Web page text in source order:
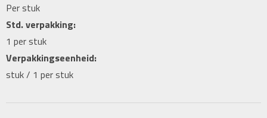
Per stuk
Std. verpakking:
1 per stuk
Verpakkingseenheid:
stuk / 1 per stuk